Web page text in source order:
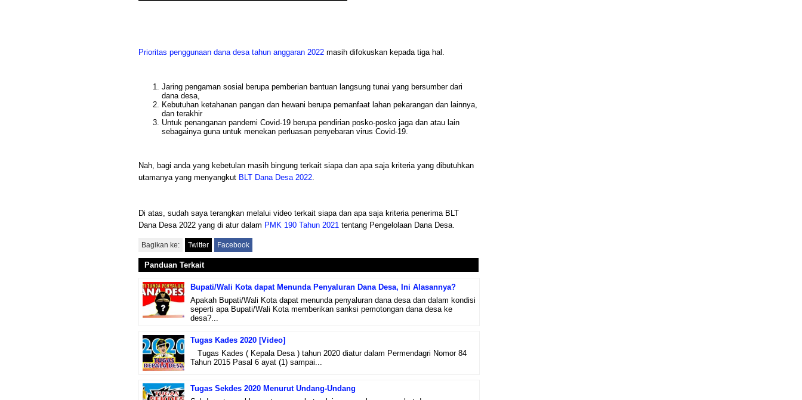
Prioritas penggunaan dana desa tahun anggaran 2022 masih difokuskan kepada tiga hal.
Jaring pengaman sosial berupa pemberian bantuan langsung tunai yang bersumber dari
dana desa,
Kebutuhan ketahanan pangan dan hewani berupa pemanfaat lahan pekarangan dan lainnya,
dan terakhir
Untuk penanganan pandemi Covid-19 berupa pendirian posko-posko jaga dan atau lain
sebagainya guna untuk menekan perluasan penyebaran virus Covid-19.
Nah, bagi anda yang kebetulan masih bingung terkait siapa dan apa saja kriteria yang dibutuhkan
utamanya yang menyangkut BLT Dana Desa 2022.
Di atas, sudah saya terangkan melalui video terkait siapa dan apa saja kriteria penerima BLT
Dana Desa 2022 yang di atur dalam PMK 190 Tahun 2021 tentang Pengelolaan Dana Desa.
Bagikan ke: Twitter Facebook
Panduan Terkait
Bupati/Wali Kota dapat Menunda Penyaluran Dana Desa, Ini Alasannya?
Apakah Bupati/Wali Kota dapat menunda penyaluran dana desa dan dalam kondisi
seperti apa Bupati/Wali Kota memberikan sanksi pemotongan dana desa ke
desa?...
Tugas Kades 2020 [Video]
Tugas Kades ( Kepala Desa ) tahun 2020 diatur dalam Permendagri Nomor 84
Tahun 2015 Pasal 6 ayat (1) sampai...
Tugas Sekdes 2020 Menurut Undang-Undang